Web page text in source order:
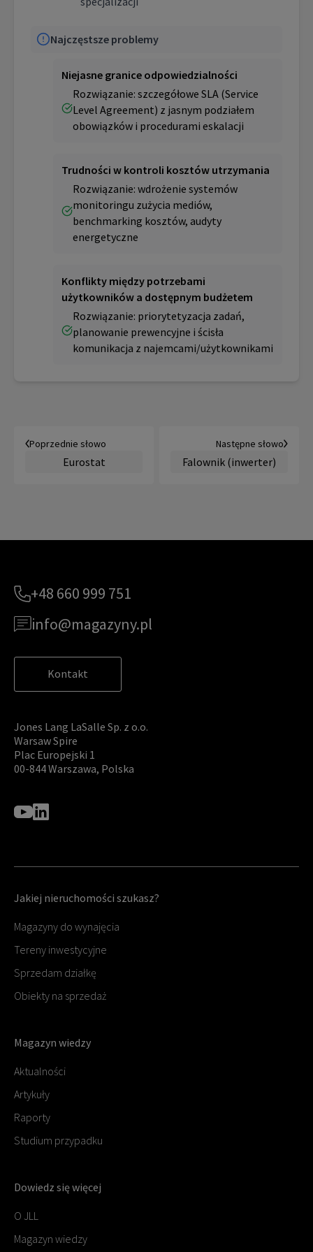
Najczęstsze problemy
Niejasne granice odpowiedzialności
Rozwiązanie: szczegółowe SLA (Service
Level Agreement) z jasnym podziałem
obowiązków i procedurami eskalacji
Trudności w kontroli kosztów utrzymania
Rozwiązanie: wdrożenie systemów
monitoringu zużycia mediów,
benchmarking kosztów, audyty
energetyczne
Konflikty między potrzebami
użytkowników a dostępnym budżetem
Rozwiązanie: priorytetyzacja zadań,
planowanie prewencyjne i ścisła
komunikacja z najemcami/użytkownikami
Poprzednie słowo
Eurostat
Następne słowo
Falownik (inwerter)
+48 660 999 751
info@magazyny.pl
Kontakt
Jones Lang LaSalle Sp. z o.o.
Warsaw Spire
Plac Europejski 1
00-844 Warszawa, Polska
Jakiej nieruchomości szukasz?
Magazyny do wynajęcia
Tereny inwestycyjne
Sprzedam działkę
Obiekty na sprzedaż
Magazyn wiedzy
Aktualności
Artykuły
Raporty
Studium przypadku
Dowiedz się więcej
O JLL
Magazyn wiedzy